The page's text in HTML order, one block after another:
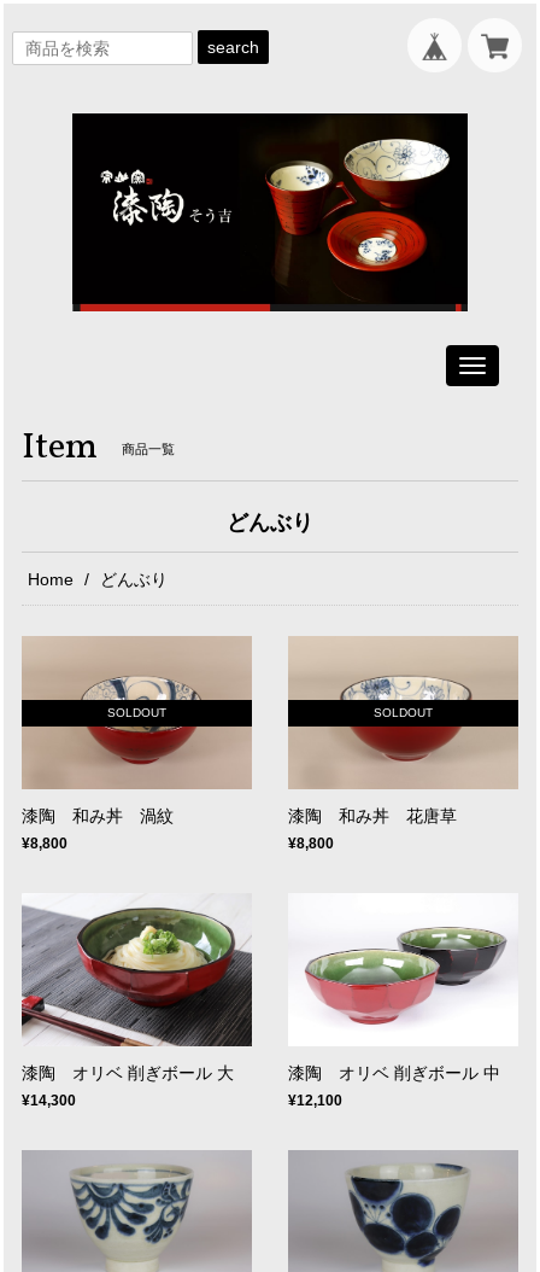
search
Toggle
Item 商品一覧
どんぶり
Home どんぶり
SOLDOUT
漆陶 和み丼 渦紋
¥8,800
SOLDOUT
漆陶 和み丼 花唐草
¥8,800
漆陶 オリベ 削ぎボール 大
¥14,300
漆陶 オリベ 削ぎボール 中
¥12,100